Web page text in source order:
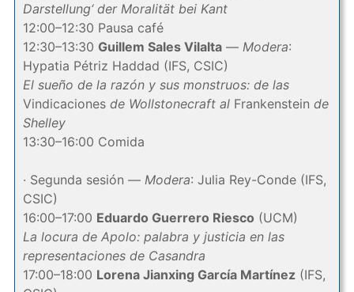
Darstellung‘ der Moralität bei Kant
12:00–12:30 Pausa café
12:30–13:30 Guillem Sales Vilalta— Modera:
Hypatia Pétriz Haddad (IFS, CSIC)
El sueño de la razón y sus monstruos: de las
Vindicaciones de Wollstonecraft al Frankenstein de
Shelley
13:30–16:00 Comida
· Segunda sesión — Modera: Julia Rey-Conde (IFS,
CSIC)
16:00–17:00 Eduardo Guerrero Riesco (UCM)
La locura de Apolo: palabra y justicia en las
representaciones de Casandra
17:00–18:00 Lorena Jianxing García Martínez(IFS,